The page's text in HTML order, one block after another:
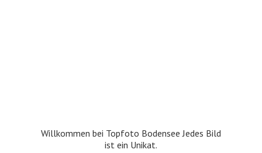
Willkommen bei Topfoto Bodensee Jedes Bild
ist ein Unikat.